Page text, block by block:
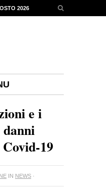
2026
e i
19
IN NEWS ·